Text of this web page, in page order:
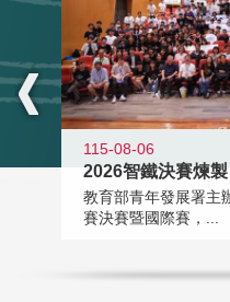
115-08-06
2026智鐵決賽煉
教育部青年發展署主
賽決賽暨國際賽，...